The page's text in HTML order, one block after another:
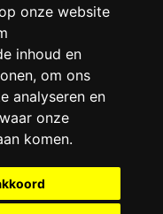
onze website
inhoud en
om ons
analyseren en
onze
komen.